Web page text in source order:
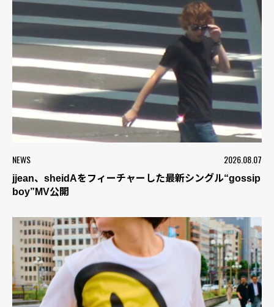
NEWS 2026.08.07
jjean、sheidAをフィーチャーした最新シングル“gossip
boy”MV公開